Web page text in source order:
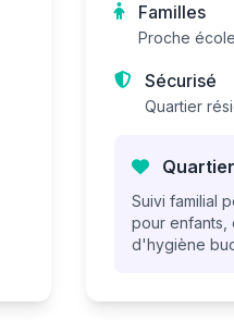
Familles
Proche
Sécurisé
Quartier
Suivi familial
pour enfants,
d'hygiène